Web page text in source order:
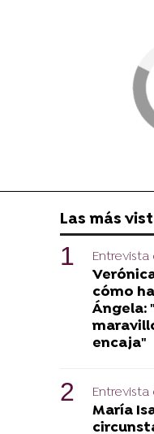
Las más
Entrevista
cómo
Ángela:
encaja"
Entrevista
María